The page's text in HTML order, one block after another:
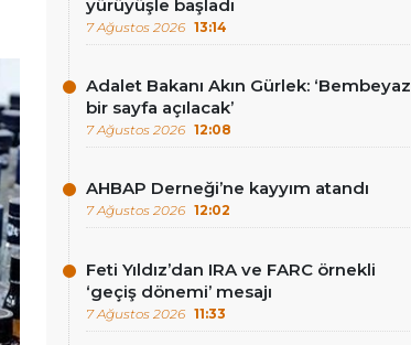
yürüyüşle başladı
7 Ağustos 2026 13:14
Adalet Bakanı Akın Gürlek: ‘Bembeyaz
bir sayfa açılacak’
7 Ağustos 2026 12:08
AHBAP Derneği’ne kayyım atandı
7 Ağustos 2026 12:02
Feti Yıldız’dan IRA ve FARC örnekli
‘geçiş dönemi’ mesajı
7 Ağustos 2026 11:33